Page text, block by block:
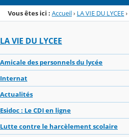
Vous êtes ici : Accueil› LA VIE DU LYCEE›
LA VIE DU LYCEE
Amicale des personnels du lycée
Internat
Actualités
Esidoc : Le CDI en ligne
Lutte contre le harcèlement scolaire